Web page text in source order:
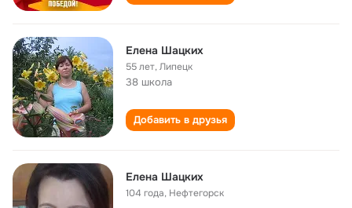
Елена Шацких
55 лет,Липецк
38 школа
Добавить в друзья
Елена Шацких
104 года, Нефтегорск